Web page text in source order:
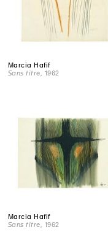
Marcia Hafif
Sans titre , 1962
Marcia Hafif
Sans titre , 1962